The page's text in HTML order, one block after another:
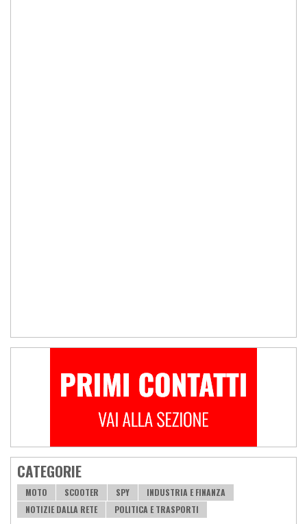
CATEGORIE
MOTO SCOOTER SPY
INDUSTRIA E FINANZA
NOTIZIE DALLA RETE
POLITICA E TRASPORTI